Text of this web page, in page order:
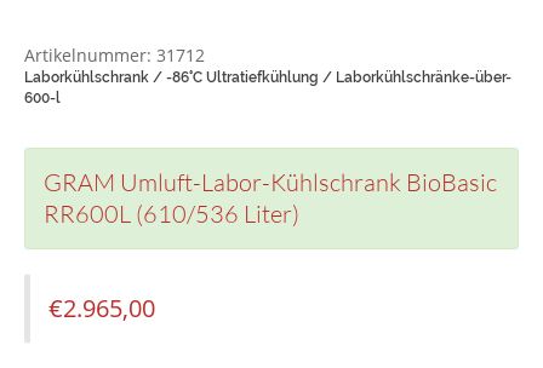
Artikelnummer: 31712
Laborkühlschrank / -86°C Ultratiefkühlung / Laborkühlschränke-über-
600-l
GRAM Umluft-Labor-Kühlschrank BioBasic
RR600L (610/536 Liter)
€2.965,00